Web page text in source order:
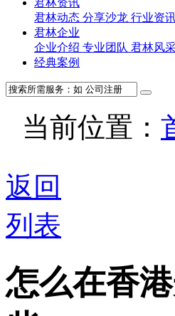
君林资讯
君林动态 分享沙龙 行业资
君林企业
企业介绍 专业团队 君林风
经典案例
当前位置：
返回
列表
怎么在香